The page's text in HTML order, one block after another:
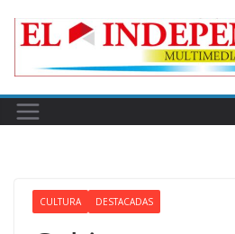
CULTURA DESTACADAS